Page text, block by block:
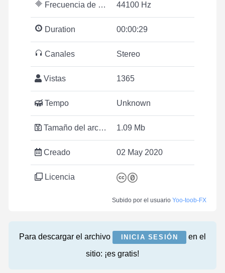
Frecuencia de muestreo 44100 Hz
Duration 00:00:29
Canales Stereo
Vistas 1365
Tempo Unknown
Tamaño del archivo 1.09 Mb
Creado 02 May 2020
Licencia
Subido por el usuario Yoo-toob-FX
Para descargar el archivo INICIA SESIÓN
en el
sitio: ¡es gratis!